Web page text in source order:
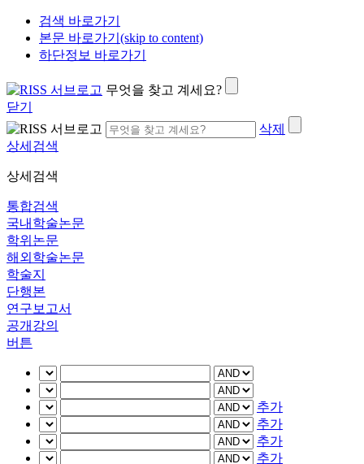
검색 바로가기
본문 바로가기(skip to content)
하단정보 바로가기
무엇을 찾고 계세요?
닫기
삭제
상세검색
상세검색
통합검색
국내학술논문
학위논문
해외학술논문
학술지
단행본
연구보고서
공개강의
버튼
추가
추가
추가
추가